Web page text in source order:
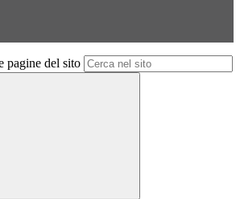
pagine del sito